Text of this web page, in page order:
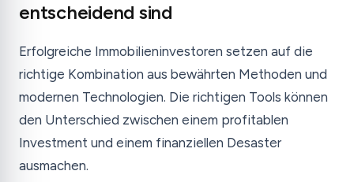
entscheidend sind
Erfolgreiche Immobilieninvestoren setzen auf die
richtige Kombination aus bewährten Methoden und
modernen Technologien. Die richtigen Tools können
den Unterschied zwischen einem profitablen
Investment und einem finanziellen Desaster
ausmachen.